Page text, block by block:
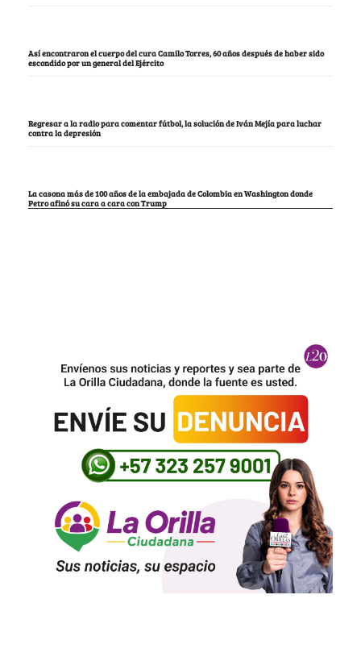
Así encontraron el cuerpo del cura Camilo Torres, 60 años después de haber sido
escondido por un general del Ejército
Regresar a la radio para comentar fútbol, la solución de Iván Mejía para luchar
contra la depresión
La casona más de 100 años de la embajada de Colombia en Washington donde
Petro afinó su cara a cara con Trump